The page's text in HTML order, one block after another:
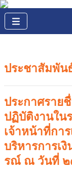
ประชาสัมพัน
ประกาศราย
ปฏิบัติงานใน
เจ้าหน้าที่กา
บริหารการเ
รณ์ ณ วันที่